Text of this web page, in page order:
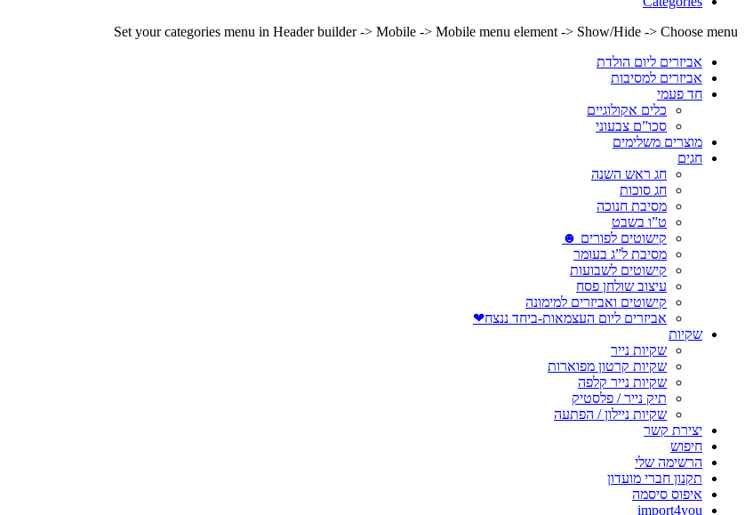
Set your categories menu in Header builder -> Mobile -> Mobile menu element -> Show/Hide -> Choose menu
אביזרים ליום הולדת
אביזרים למסיבות
חד פעמי
כלים אקולוגיים
סכו”ם צבעוני
מוצרים משלימים
חגים
חג ראש השנה
חג סוכות
מסיבת חנוכה
ט”ו בשבט
קישוטים לפורים ☻
מסיבת ל”ג בעומר
קישוטים לשבועות
עיצוב שולחן פסח
קישוטים ואביזרים למימונה
אביזרים ליום העצמאות-ביחד ננצח❤
שקיות
שקיות נייר
שקיות קרטון מפוארות
שקיות נייר קלפה
תיק נייר / פלסטיק
שקיות ניילון / הפתעה
יצירת קשר
חיפוש
הרשימה שלי
תקנון חברי מועדון
איפוס סיסמה
import4you